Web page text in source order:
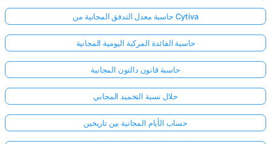
حاسبة معدل التدفق المجانية من Cytiva
حاسبة الفائدة المركبة اليومية المجانية
حاسبة قانون دالتون المجانية
حلال نسبة التخميد المجاني
حساب الأيام المجانية بين تاريخين